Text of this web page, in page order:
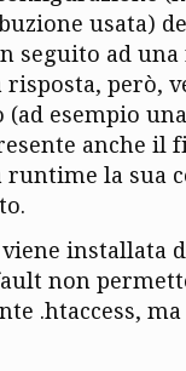
usata)
seguito ad
però,
esempio
anche il
runtime la sua
viene
non
.htaccess,